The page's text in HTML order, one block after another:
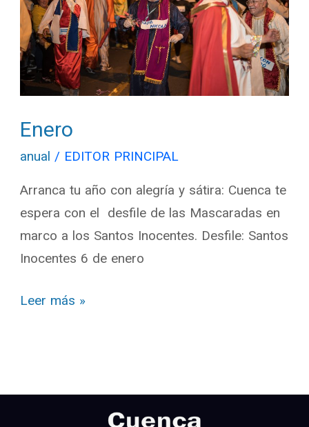
Enero
anual / EDITOR PRINCIPAL
Arranca tu año con alegría y sátira: Cuenca te
espera con el desfile de las Mascaradas en
marco a los Santos Inocentes. Desfile: Santos
Inocentes 6 de enero
Leer más »